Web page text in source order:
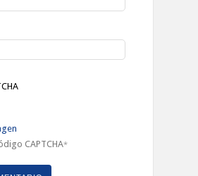
CAPTCHA*